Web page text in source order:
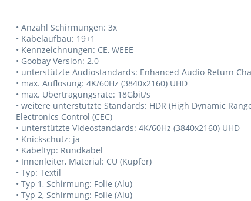
• Anzahl Schirmungen: 3x
• Kabelaufbau: 19+1
• Kennzeichnungen: CE, WEEE
• Goobay Version: 2.0
• unterstützte Audiostandards: Enhanced Audio Return
• max. Auflösung: 4K/60Hz (3840x2160) UHD
• max. Übertragungsrate: 18Gbit/s
• weitere unterstützte Standards: HDR (High Dynamic
Electronics Control (CEC)
• unterstützte Videostandards: 4K/60Hz (3840x2160) UHD
• Knickschutz: ja
• Kabeltyp: Rundkabel
• Innenleiter, Material: CU (Kupfer)
• Typ: Textil
• Typ 1, Schirmung: Folie (Alu)
• Typ 2, Schirmung: Folie (Alu)